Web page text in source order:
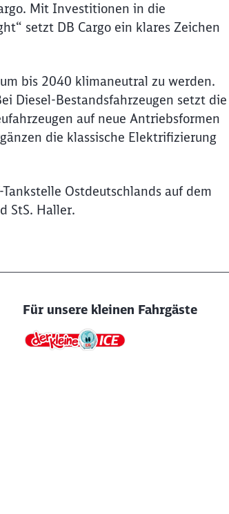
Mit Investitionen in die
setzt DB Cargo ein klares Zeichen
bis 2040 klimaneutral zu werden.
Diesel-Bestandsfahrzeugen setzt die
auf neue Antriebsformen
die klassische Elektrifizierung
Ostdeutschlands auf dem
StS. Haller.
Für unsere kleinen Fahrgäste